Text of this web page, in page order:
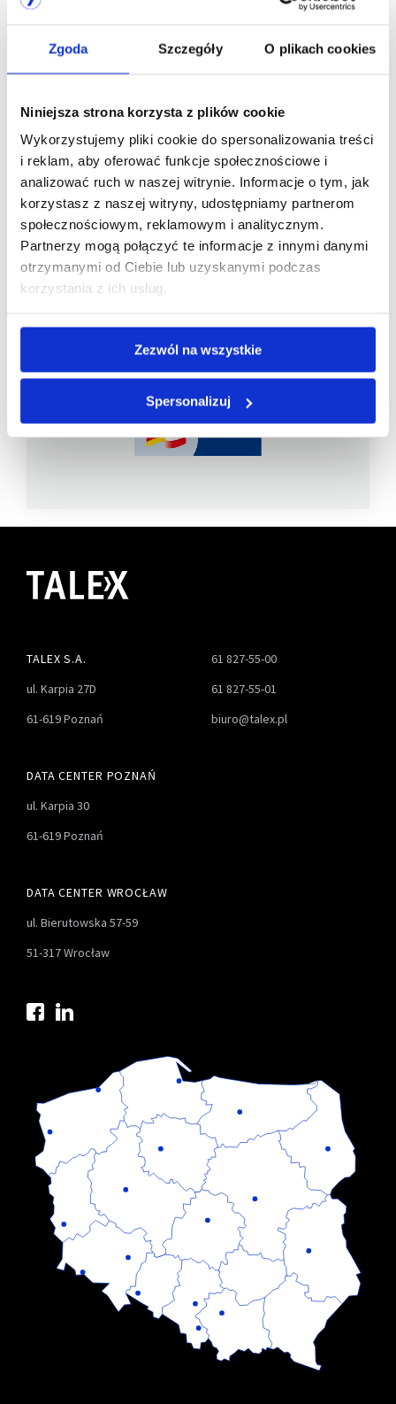
Zgoda Szczegóły O plikach cookies
Niniejsza strona korzysta z plików cookie
Wykorzystujemy pliki cookie do spersonalizowania treści
i reklam, aby oferować funkcje społecznościowe i
analizować ruch w naszej witrynie. Informacje o tym, jak
korzystasz z naszej witryny, udostępniamy partnerom
społecznościowym, reklamowym i analitycznym.
Partnerzy mogą połączyć te informacje z innymi danymi
otrzymanymi od Ciebie lub uzyskanymi podczas
korzystania z ich usług.
Zezwól na wszystkie
Spersonalizuj
na GPW
Jesteśmy
członkiem
TALEX S.A.
ul. Karpia 27D
61-619 Poznań
61 827-55-00
61 827-55-01
biuro@talex.pl
DATA CENTER POZNAŃ
ul. Karpia 30
61-619 Poznań
DATA CENTER WROCŁAW
ul. Bierutowska 57-59
51-317 Wrocław